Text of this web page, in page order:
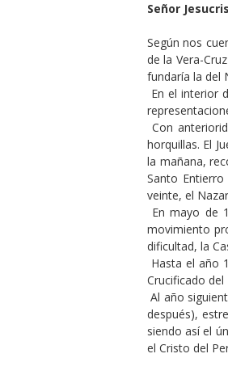
Señor
Según nos
de la Vera-
fundaría la del
En el interior
Con
horquillas. El
la mañana,
Santo
veinte, el
En mayo de
movimiento
dificultad, la
Hasta el año
Crucificado del
Al año
después),
siendo así el
el Cristo del